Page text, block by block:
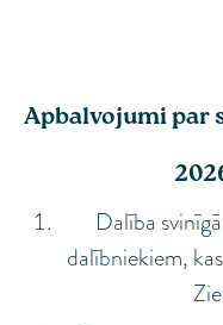
Apbalvojumi par
Dalība
dalībniekiem,